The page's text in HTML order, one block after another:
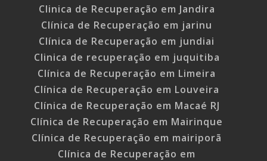
Clinica de Recuperação em Jandira
Clínica de Recuperação em jarinu
Clínica de Recuperação em jundiai
Clinica de recuperação em juquitiba
Clínica de Recuperação em Limeira
Clínica de Recuperação em Louveira
Clínica de Recuperação em Macaé RJ
Clínica de Recuperação em Mairinque
Clínica de Recuperação em mairiporã
Clínica de Recuperação em